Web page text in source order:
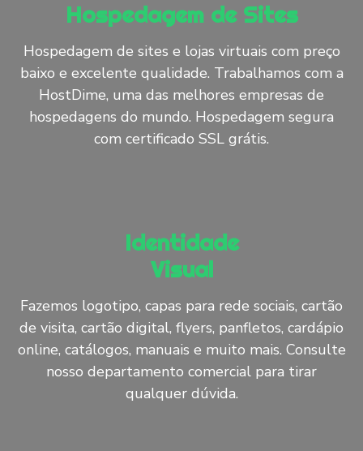
Hospedagem de Sites
Hospedagem de sites e lojas virtuais com preço
baixo e excelente qualidade. Trabalhamos com a
HostDime, uma das melhores empresas de
hospedagens do mundo. Hospedagem segura
com certificado SSL grátis.
Identidade
Visual
Fazemos logotipo, capas para rede sociais, cartão
de visita, cartão digital, flyers, panfletos, cardápio
online, catálogos, manuais e muito mais. Consulte
nosso departamento comercial para tirar
qualquer dúvida.